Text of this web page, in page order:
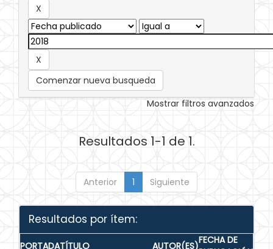
Comenzar nueva busqueda
Mostrar filtros avanzados
Resultados 1-1 de 1.
Anterior 1 Siguiente
Resultados por ítem:
PORTADATÍTULO AUTOR(ES)FECHA DE